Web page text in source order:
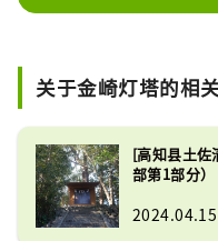
关于金崎灯塔的相
[高知县土佐
部第1部分）
2024.04.15